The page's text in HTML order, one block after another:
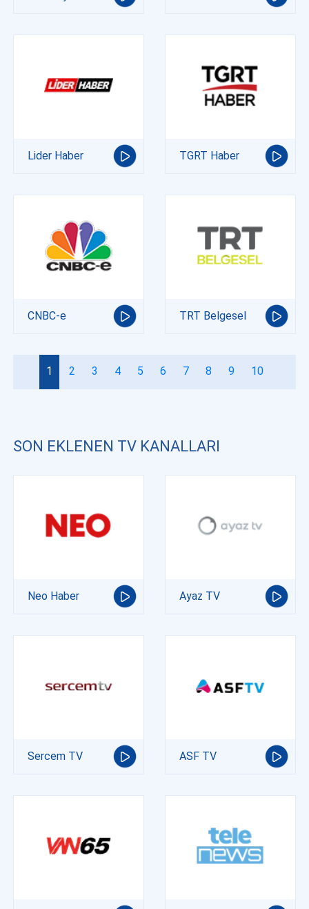
Lider Haber TGRT Haber
CNBC-e TRT Belgesel
1 2 3 4 5 6 7 8 9 10
SON EKLENEN TV KANALLARI
Neo Haber Ayaz TV
Sercem TV ASF TV